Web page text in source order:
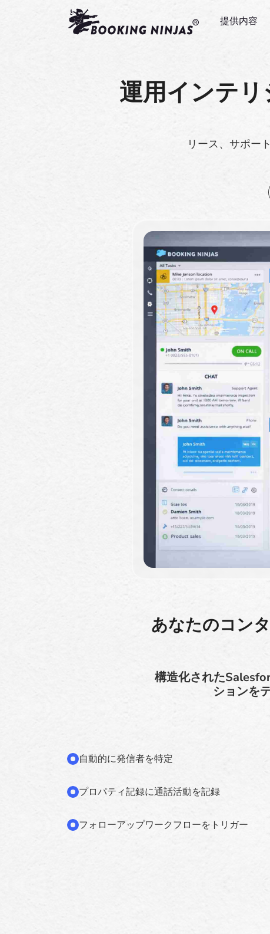
提供内容
運用インテ
リース、サポー
あなたのコン
構造化された
ションを
自動的に発信者を特定
プロパティ記録に通話活動を記録
フォローアップワークフローをトリガー